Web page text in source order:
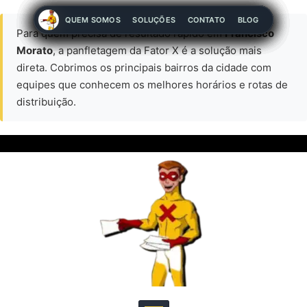
QUEM SOMOS SOLUÇÕES CONTATO BLOG
QUEM SOMOS SOLUÇÕES CONTATO BLOG
QUEM SOMOS SOLUÇÕES CONTATO BLOG
QUEM SOMOS SOLUÇÕES CONTATO BLOG
QUEM SOMOS SOLUÇÕES CONTATO BLOG
QUEM SOMOS SOLUÇÕES CONTATO BLOG
QUEM SOMOS SOLUÇÕES CONTATO BLOG
QUEM SOMOS SOLUÇÕES CONTATO BLOG
QUEM SOMOS SOLUÇÕES CONTATO BLOG
Para quem precisa de resultado rápido emFrancisco
Morato, a panfletagem da Fator X é a solução mais
direta. Cobrimos os principais bairros da cidade com
equipes que conhecem os melhores horários e rotas de
distribuição.